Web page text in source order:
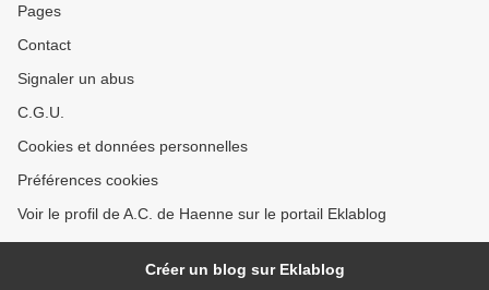
Pages
Contact
Signaler un abus
C.G.U.
Cookies et données personnelles
Préférences cookies
Voir le profil de A.C. de Haenne sur le portail Eklablog
Créer un blog sur Eklablog